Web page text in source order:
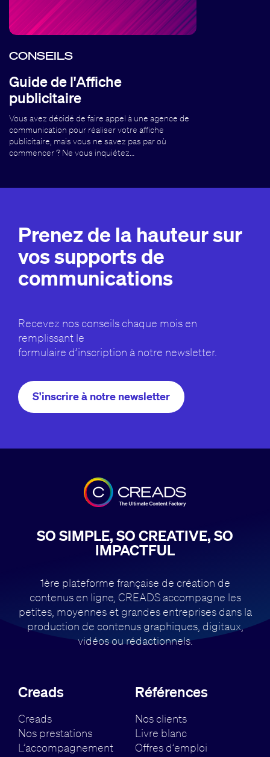
CONSEILS
Guide de l'Affiche
publicitaire
Vous avez décidé de faire appel à une agence de
communication pour réaliser votre affiche
publicitaire, mais vous ne savez pas par où
commencer ? Ne vous inquiétez…
Prenez de la hauteur sur
vos supports de
communications
Recevez nos conseils chaque mois en
remplissant le
formulaire d’inscription à notre newsletter.
S'inscrire à notre newsletter
SO SIMPLE, SO CREATIVE, SO
IMPACTFUL
1ère plateforme française de création de
contenus en ligne, CREADS accompagne les
petites, moyennes et grandes entreprises dans la
production de contenus graphiques, digitaux,
vidéos ou rédactionnels.
Creads
Creads
Nos prestations
L’accompagnement
Références
Nos clients
Livre blanc
Offres d’emploi